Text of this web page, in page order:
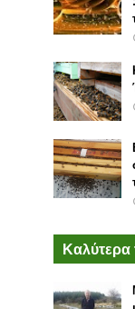
Καλύτερα